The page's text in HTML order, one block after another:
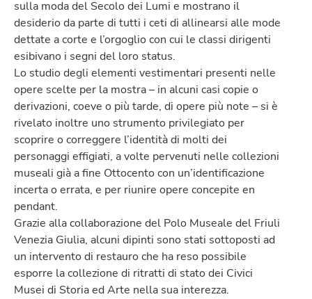
sulla moda del Secolo dei Lumi e mostrano il
desiderio da parte di tutti i ceti di allinearsi alle mode
dettate a corte e l’orgoglio con cui le classi dirigenti
esibivano i segni del loro status.
Lo studio degli elementi vestimentari presenti nelle
opere scelte per la mostra – in alcuni casi copie o
derivazioni, coeve o più tarde, di opere più note – si è
rivelato inoltre uno strumento privilegiato per
scoprire o correggere l’identità di molti dei
personaggi effigiati, a volte pervenuti nelle collezioni
museali già a fine Ottocento con un’identificazione
incerta o errata, e per riunire opere concepite en
pendant.
Grazie alla collaborazione del Polo Museale del Friuli
Venezia Giulia, alcuni dipinti sono stati sottoposti ad
un intervento di restauro che ha reso possibile
esporre la collezione di ritratti di stato dei Civici
Musei di Storia ed Arte nella sua interezza.